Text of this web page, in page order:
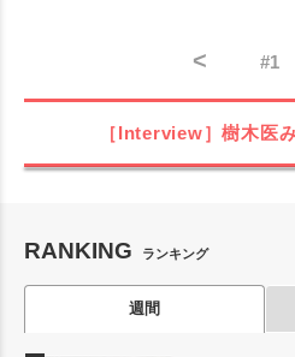
< #1
［Interview］樹木医
RANKING ランキング
週間